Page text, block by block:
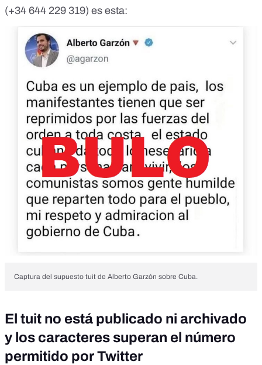
(+34 644 229 319) es esta:
Captura del supuesto tuit de Alberto Garzón sobre Cuba.
El tuit no está publicado ni archivado
y los caracteres superan el número
permitido por Twitter